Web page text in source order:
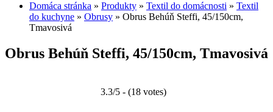
Domáca stránka » Produkty » Textil do domácnosti » Textil
do kuchyne » Obrusy » Obrus Behúň Steffi, 45/150cm,
Tmavosivá
Obrus Behúň Steffi, 45/150cm, Tmavosivá
3.3/5 - (18 votes)